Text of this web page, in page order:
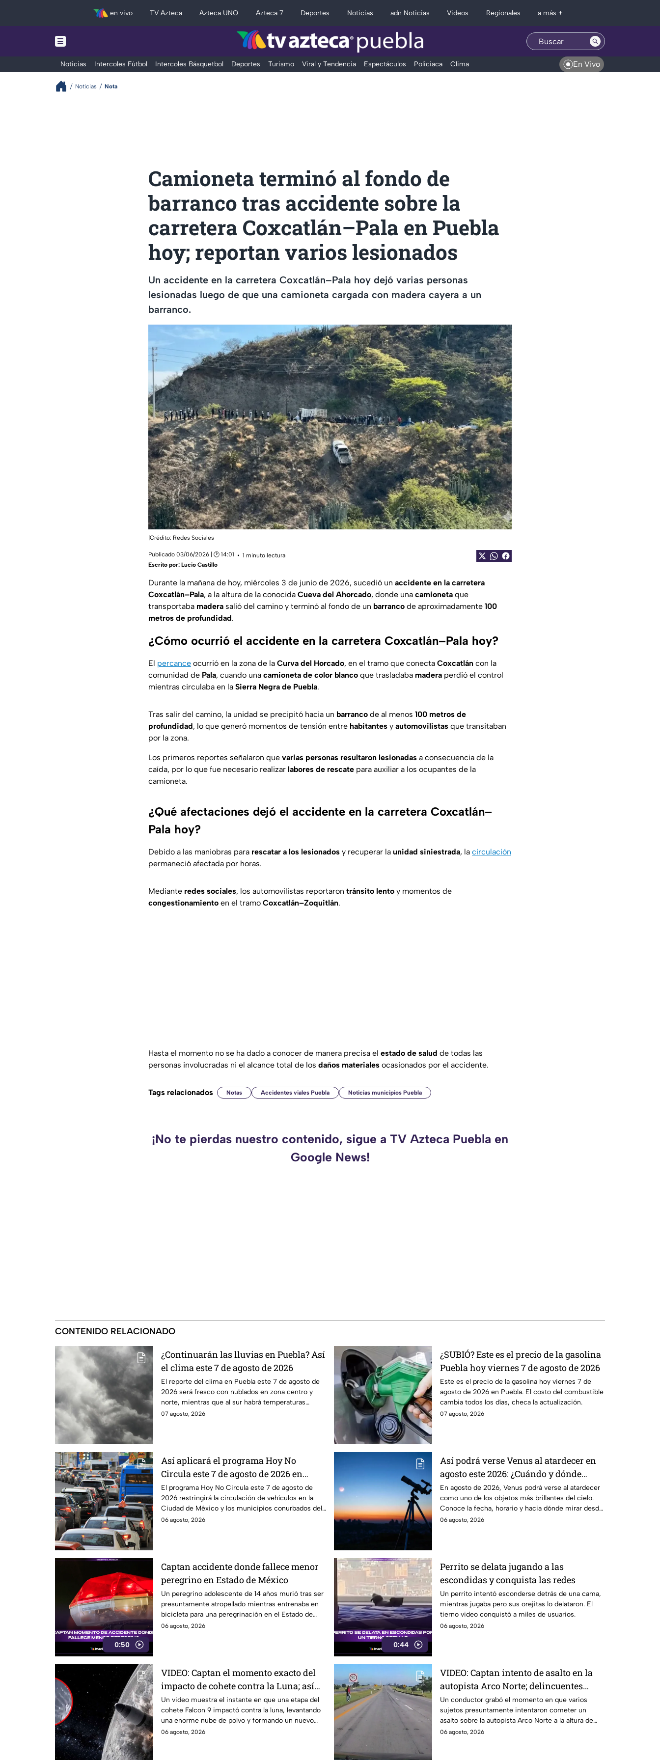
en vivo TV Azteca Azteca UNO Azteca 7 Deportes Noticias adn Noticias Videos Regionales a más +
Noticias Intercoles Fútbol Intercoles Básquetbol Deportes Turismo Viral y Tendencia Espectáculos Policiaca Clima En Vivo
Noticias Nota
Camioneta terminó al fondo de
barranco tras accidente sobre la
carretera Coxcatlán–Pala en Puebla
hoy; reportan varios lesionados
Un accidente en la carretera Coxcatlán–Pala hoy dejó varias personas
lesionadas luego de que una camioneta cargada con madera cayera a un
barranco.
|Crédito: Redes Sociales
Publicado 03/06/2026 | 🕑 14:01
1 minuto lectura
Escrito por: Lucio Castillo
Durante la mañana de hoy, miércoles 3 de junio de 2026, sucedió un accidente en la carretera
Coxcatlán–Pala, a la altura de la conocida Cueva del Ahorcado, donde una camioneta que
transportaba madera salió del camino y terminó al fondo de un barranco de aproximadamente 100
metros de profundidad.
¿Cómo ocurrió el accidente en la carretera Coxcatlán–Pala hoy?
El percance ocurrió en la zona de la Curva del Horcado, en el tramo que conecta Coxcatlán con la
comunidad de Pala, cuando una camioneta de color blanco que trasladaba madera perdió el control
mientras circulaba en la Sierra Negra de Puebla.
Tras salir del camino, la unidad se precipitó hacia un barranco de al menos 100 metros de
profundidad, lo que generó momentos de tensión entre habitantes y automovilistas que transitaban
por la zona.
Los primeros reportes señalaron que varias personas resultaron lesionadas a consecuencia de la
caída, por lo que fue necesario realizar labores de rescate para auxiliar a los ocupantes de la
camioneta.
¿Qué afectaciones dejó el accidente en la carretera Coxcatlán–
Pala hoy?
Debido a las maniobras para rescatar a los lesionados y recuperar la unidad siniestrada, la circulación
permaneció afectada por horas.
Mediante redes sociales, los automovilistas reportaron tránsito lento y momentos de
congestionamiento en el tramo Coxcatlán–Zoquitlán.
Hasta el momento no se ha dado a conocer de manera precisa el estado de salud de todas las
personas involucradas ni el alcance total de los daños materiales ocasionados por el accidente.
Tags relacionados Notas Accidentes viales Puebla Noticias municipios Puebla
¡No te pierdas nuestro contenido, sigue a TV Azteca Puebla en
Google News!
CONTENIDO RELACIONADO
¿Continuarán las lluvias en Puebla? Así
el clima este 7 de agosto de 2026
El reporte del clima en Puebla este 7 de agosto de
2026 será fresco con nublados en zona centro y
norte, mientras que al sur habrá temperaturas
elevadas.
07 agosto, 2026
¿SUBIÓ? Este es el precio de la gasolina
Puebla hoy viernes 7 de agosto de 2026
Este es el precio de la gasolina hoy viernes 7 de
agosto de 2026 en Puebla. El costo del combustible
cambia todos los días, checa la actualización.
07 agosto, 2026
Así aplicará el programa Hoy No
Circula este 7 de agosto de 2026 en
CDMX y Edomex
El programa Hoy No Circula este 7 de agosto de
2026 restringirá la circulación de vehículos en la
Ciudad de México y los municipios conurbados del
Edomex.
06 agosto, 2026
Así podrá verse Venus al atardecer en
agosto este 2026: ¿Cuándo y dónde
observarlo desde Puebla?
En agosto de 2026, Venus podrá verse al atardecer
como uno de los objetos más brillantes del cielo.
Conoce la fecha, horario y hacia dónde mirar desde
Puebla.
06 agosto, 2026
0:50
Captan accidente donde fallece menor
peregrino en Estado de México
Un peregrino adolescente de 14 años murió tras ser
presuntamente atropellado mientras entrenaba en
bicicleta para una peregrinación en el Estado de
México.
06 agosto, 2026
0:44
Perrito se delata jugando a las
escondidas y conquista las redes
Un perrito intentó esconderse detrás de una cama,
mientras jugaba pero sus orejitas lo delataron. El
tierno video conquistó a miles de usuarios.
06 agosto, 2026
VIDEO: Captan el momento exacto del
impacto de cohete contra la Luna; así
reaccionó
Un video muestra el instante en que una etapa del
cohete Falcon 9 impactó contra la luna, levantando
una enorme nube de polvo y formando un nuevo
cráter.
06 agosto, 2026
VIDEO: Captan intento de asalto en la
autopista Arco Norte; delincuentes
arrojaron piedras y llantas
Un conductor grabó el momento en que varios
sujetos presuntamente intentaron cometer un
asalto sobre la autopista Arco Norte a la altura de
Tlaxcala
06 agosto, 2026